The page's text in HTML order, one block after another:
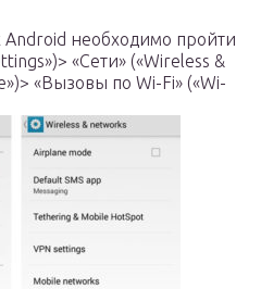
Android необходимо пройти
«Сети» («Wireless &
«Вызовы по Wi-Fi» («Wi-